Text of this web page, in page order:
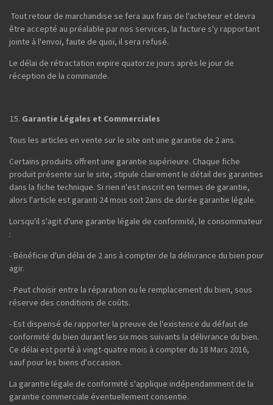
Tout retour de marchandise se fera aux frais de l'acheteur et devra
être accepté au préalable par nos services, la facture s'y rapportant
jointe à l'envoi, faute de quoi, il sera refusé.
Le délai de rétractation expire quatorze jours après le jour de
réception de la commande.
Garantie Légales et Commerciales
Tous les articles en vente sur le site ont une garantie de 2 ans.
Certains produits offrent une garantie supérieure. Chaque fiche
produit présente sur le site, stipule clairement le détail des garanties
dans la fiche technique. Si rien n'est inscrit en termes de garantie,
alors l'article est garanti 24 mois soit 2ans de durée garantie légale.
Lorsqu'il s'agit d'une garantie légale de conformité, le consommateur
:
- Bénéficie d'un délai de 2 ans à compter de la délivrance du bien pour
agir.
- Peut choisir entre la réparation ou le remplacement du bien, sous
réserve des conditions de coûts.
- Est dispensé de rapporter la preuve de l'existence du défaut de
conformité du bien durant les six mois suivants la délivrance du bien.
Ce délai est porté à vingt-quatre mois à compter du 18 Mars 2016,
sauf pour les biens d'occasion.
La garantie légale de conformité s'applique indépendamment de la
garantie commerciale éventuellement consentie.